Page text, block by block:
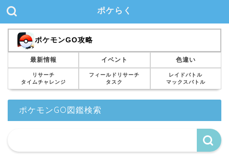
ポケらく
ポケモンGO攻略
最新情報 イベント 色違い
リサーチ
タイムチャレンジ
フィールドリサーチ
タスク
レイドバトル
マックスバトル
ポケモンGO図鑑検索